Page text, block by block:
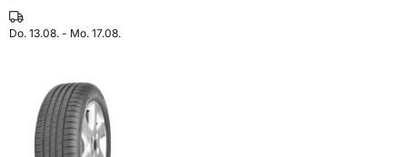
Do. 13.08. - Mo. 17.08.